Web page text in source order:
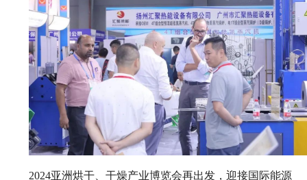
2024亚洲烘干、干燥产业博览会再出发，迎接国际能源